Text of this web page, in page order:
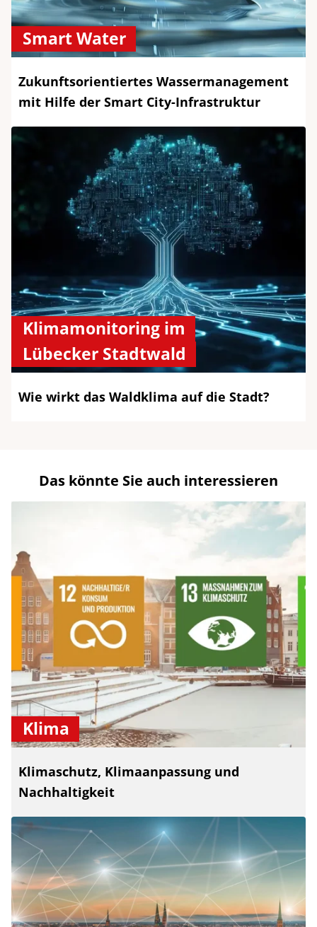
Smart Water
Zukunftsorientiertes Wassermanagement
mit Hilfe der Smart City-Infrastruktur
Klimamonitoring im
Lübecker Stadtwald
Wie wirkt das Waldklima auf die Stadt?
Das könnte Sie auch interessieren
Klima
Klimaschutz, Klimaanpassung und
Nachhaltigkeit